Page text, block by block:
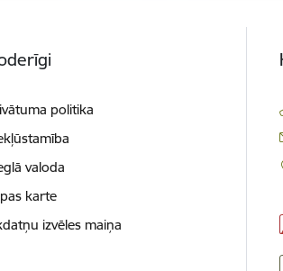
politika
valoda
karte
izvēles maiņa